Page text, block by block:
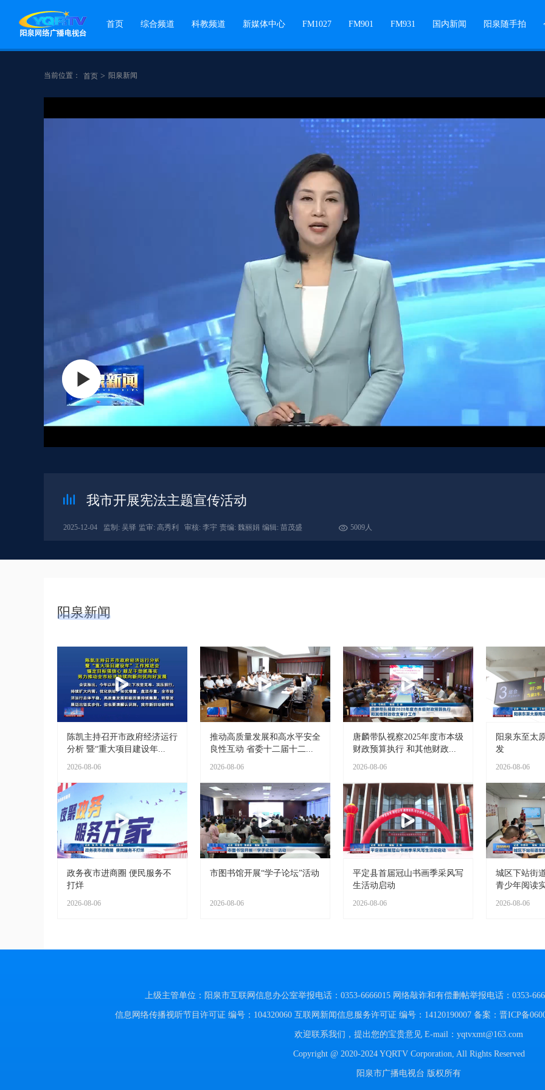
首页 综合频道 科教频道 新媒体中心 FM1027 FM901 FM931 国内新闻 阳泉随手拍
当前位置： 首页 > 阳泉新闻
我市开展宪法主题宣传活动
2025-12-04 监制: 吴驿 监审: 高秀利 审核: 李宇 责编: 魏丽娟 编辑: 苗茂盛 5009人
阳泉新闻
陈凯主持召开市政府经济运行
分析 暨“重大项目建设年...
2026-08-06
推动高质量发展和高水平安全
良性互动 省委十二届十二...
2026-08-06
唐麟带队视察2025年度市本级
财政预算执行 和其他财政...
2026-08-06
阳泉东至太
发
2026-08-06
政务夜市进商圈 便民服务不
打烊
2026-08-06
市图书馆开展“学子论坛”活动
2026-08-06
平定县首届冠山书画季采风写
生活动启动
2026-08-06
城区下站街
青少年阅读
2026-08-06
上级主管单位：阳泉市互联网信息办公室举报电话：0353-6666015 网络敲诈和有偿删帖举报电话：0353-
信息网络传播视听节目许可证 编号：104320060 互联网新闻信息服务许可证 编号：14120190007 备案：晋ICP备
欢迎联系我们，提出您的宝贵意见 E-mail：yqtvxmt@163.com
Copyright @ 2020-2024 YQRTV Corporation, All Rights Reserved
阳泉市广播电视台 版权所有